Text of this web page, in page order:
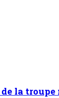
la troupe